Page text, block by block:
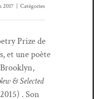
2017
Catégories
Prize de
et une poète
& Select­ed
. Son